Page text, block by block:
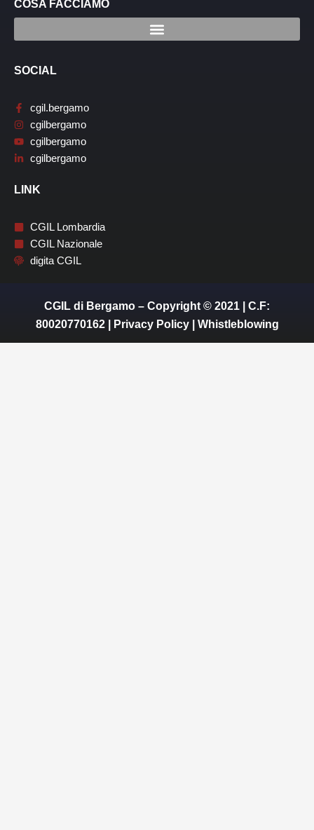
COSA FACCIAMO
SOCIAL
cgil.bergamo
cgilbergamo
cgilbergamo
cgilbergamo
LINK
CGIL Lombardia
CGIL Nazionale
digita CGIL
CGIL di Bergamo – Copyright © 2021 | C.F:
80020770162 |
Privacy Policy| Whistleblowing